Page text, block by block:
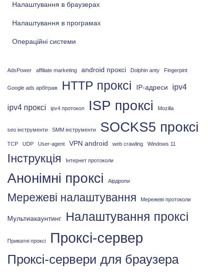
Налаштування в браузерах
Налаштування в програмах
Операційні системи
AdsPower affiliate marketing android проксі Dolphin anty Fingerpint
Google ads арбітраж HTTP проксі IP-адреси ipv4
ipv4 проксі ipv4 протокол ISP проксі Mozilla
seo інструменти SMM інструменти SOCKS5 проксі
TCP UDP User-agent VPN android web crawling Windows 11
Інструкція Інтернет протоколи
Анонімні проксі Аірдропи
Мережеві налаштування Мережеві протоколи
Мультиакаунтинг Налаштування проксі
Приватні проксі Проксі-сервер
Проксі-сервери для браузера